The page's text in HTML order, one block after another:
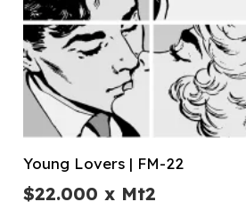
Young Lovers | FM-22
$22.000 x Mt2